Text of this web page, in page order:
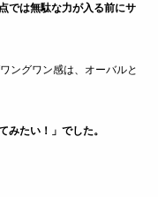
では無駄な力が入る前にサ
ングワン感は、オーバルと
みたい！」でした。